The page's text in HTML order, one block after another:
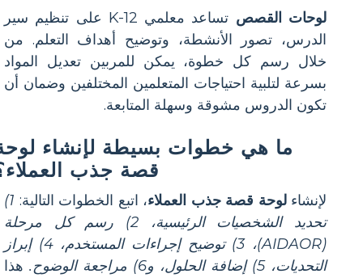
لوحات القصص
تساعد معلمي K-12 على تنظيم سير
الدرس، تصور الأنشطة، وتوضيح أهداف التعلم. من
خلال رسم كل خطوة، يمكن للمربين تعديل المواد
بسرعة لتلبية احتياجات المتعلمين المختلفين وضمان أن
تكون الدروس مشوقة وسهلة المتابعة.
ما هي خطوات بسيطة لإنشاء
قصة جذب
لإنشاءلوحة قصة جذب العملاء، اتبع الخطوات التالية: 1)
تحديد الشخصيات الرئيسية، 2) رسم كل مرحلة
(AIDAOR)، 3) توضيح إجراءات المستخدم، 4) إبراز
التحديات، 5) إضافة الحلول، و6) مراجعة الوضوح.
هذا